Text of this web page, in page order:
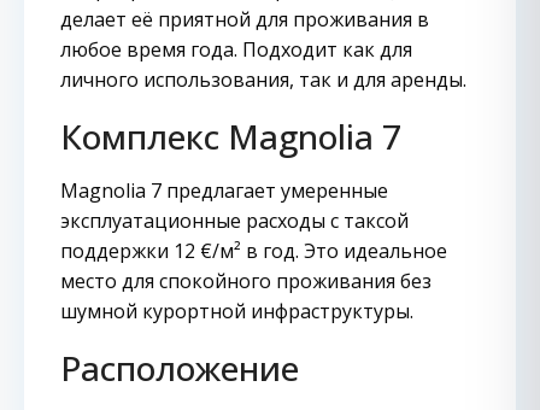
делает её приятной для проживания в
любое время года. Подходит как для
личного использования, так и для аренды.
Комплекс Magnolia 7
Magnolia 7 предлагает умеренные
эксплуатационные расходы с таксой
поддержки 12 €/м² в год. Это идеальное
место для спокойного проживания без
шумной курортной инфраструктуры.
Расположение